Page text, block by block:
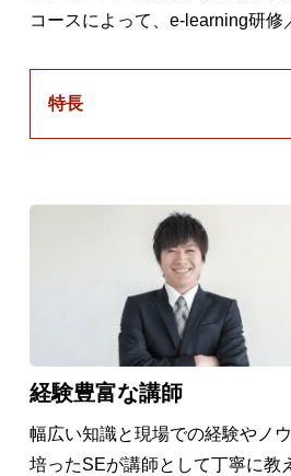
コースによって、e-learning研修
特長
経験豊富な講師
幅広い知識と現場での経験やノ
培ったSEが講師として丁寧に教